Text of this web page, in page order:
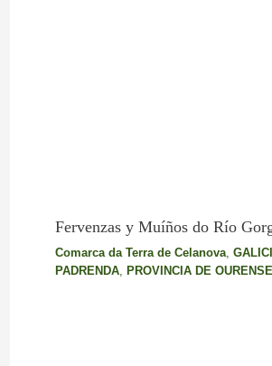
Fervenzas y Muíños do Río
Comarca da Terra de Celanova,
PADRENDA, PROVINCIA DE OURENSE